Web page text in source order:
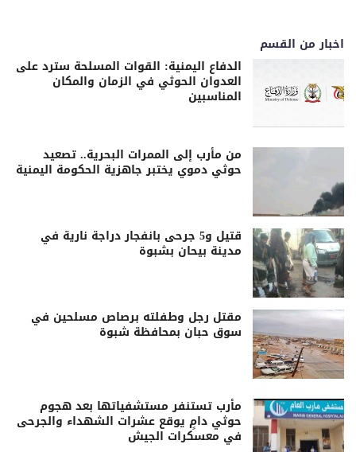
اخبار من القسم
الدفاع اليمنية: القوات المسلحة سترد على
العدوان الحوثي في الزمان والمكان
المناسبين
من مأرب إلى الممرات البحرية.. تصعيد
حوثي دموي يختبر جاهزية الحكومة اليمنية
قتيل و5 جرحى بانفجار دراجة نارية في
مدينة بيحان بشبوة
مقتل رجل وطفلته برصاص مسلحين في
سوق حبان بمحافظة شبوة
مأرب تستنفر مستشفياتها بعد هجوم
حوثي دامٍ يوقع عشرات الشهداء والجرحى
في معسكرات الجيش